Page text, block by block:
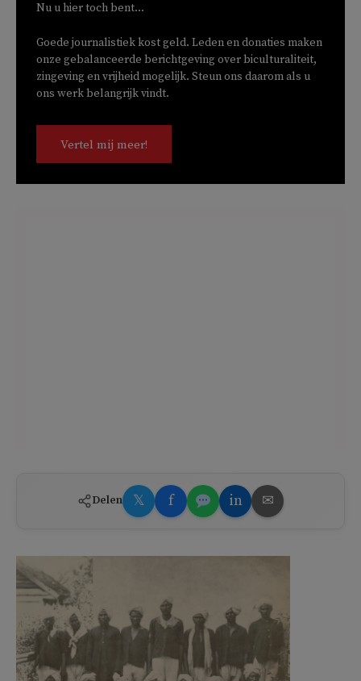
Nu u hier toch bent...
Goede journalistiek kost geld. Leden en donaties maken
onze gebalanceerde berichtgeving over biculturaliteit,
zingeving en vrijheid mogelijk. Steun ons daarom als u
ons werk belangrijk vindt.
Vertel mij meer!
Delen 𝕏 f in ✉